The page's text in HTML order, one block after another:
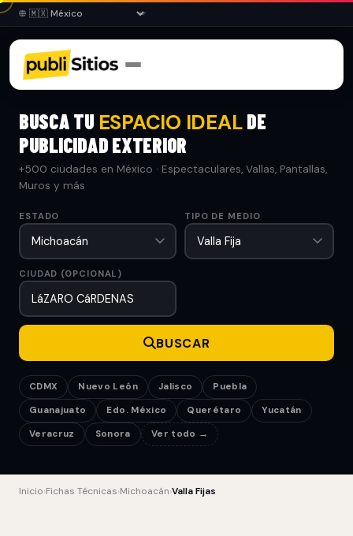
BUSCA TU ESPACIO IDEALDE
PUBLICIDAD EXTERIOR
+500 ciudades en México · Espectaculares, Vallas, Pantallas,
Muros y más
ESTADO TIPO DE MEDIO
CIUDAD (OPCIONAL)
BUSCAR
CDMX Nuevo León Jalisco
Puebla
Guanajuato
Edo. México Querétaro
Yucatán
Veracruz
Sonora Ver todo →
Inicio›Fichas Técnicas›Michoacán›Valla Fijas